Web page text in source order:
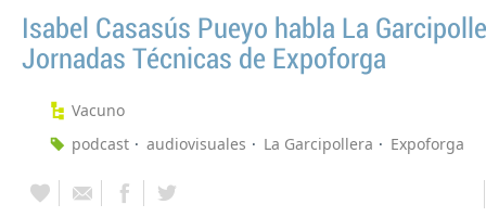
Isabel Casasús Pueyo habla La
Jornadas Técnicas de Expoforga
Vacuno
podcast
audiovisuales La Garcipollera Expoforga